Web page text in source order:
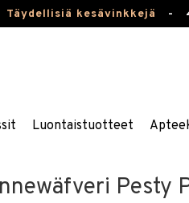
Täydellisiä kesävinkkejä -
Luontaistuotteet
Pesty